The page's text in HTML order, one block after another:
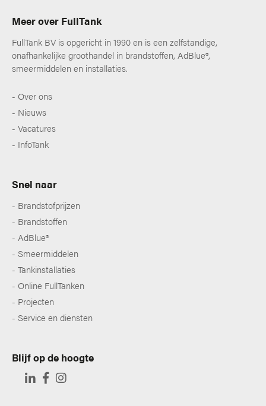
Meer over FullTank
FullTank BV is opgericht in 1990 en is een zelfstandige,
onafhankelijke groothandel in brandstoffen, AdBlue®,
smeermiddelen en installaties.
Over ons
Nieuws
Vacatures
InfoTank
Snel naar
Brandstofprijzen
Brandstoffen
AdBlue®
Smeermiddelen
Tankinstallaties
Online FullTanken
Projecten
Service en diensten
Blijf op de hoogte